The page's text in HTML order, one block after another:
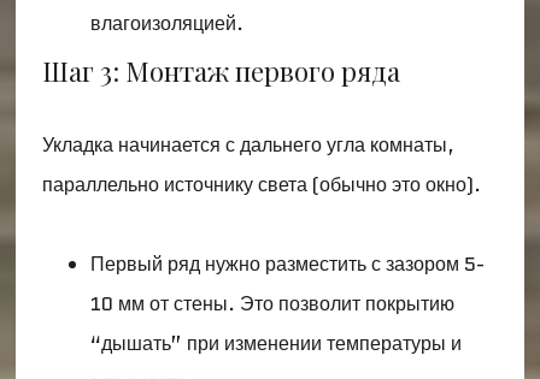
влагоизоляцией.
Шаг 3: Монтаж первого ряда
Укладка начинается с дальнего угла комнаты,
параллельно источнику света (обычно это окно).
Первый ряд нужно разместить с зазором 5-
10 мм от стены. Это позволит покрытию
“дышать” при изменении температуры и